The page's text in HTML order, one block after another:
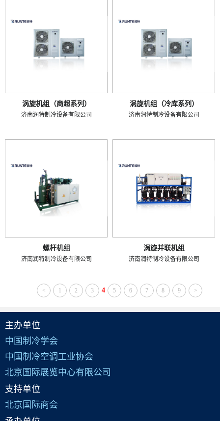
涡旋机组（商超系列）
济南润特制冷设备有限公司
涡旋机组（冷库系列）
济南润特制冷设备有限公司
螺杆机组
济南润特制冷设备有限公司
涡旋并联机组
济南润特制冷设备有限公司
< 1 2 3 4 5 6 7 8 9 >
主办单位
中国制冷学会
中国制冷空调工业协会
北京国际展览中心有限公司
支持单位
北京国际商会